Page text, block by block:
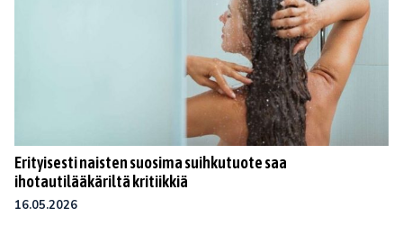
Erityisesti naisten suosima suihkutuote saa
ihotautilääkäriltä kritiikkiä
16.05.2026